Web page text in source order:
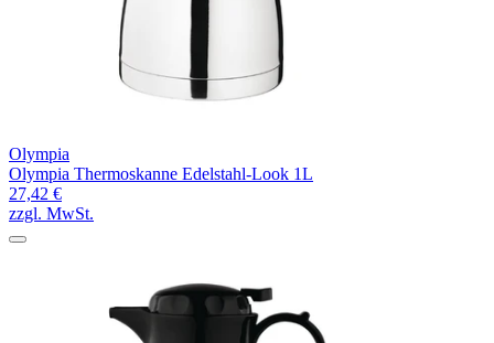
Olympia
Olympia Thermoskanne Edelstahl-Look 1L
27,42 €
zzgl. MwSt.